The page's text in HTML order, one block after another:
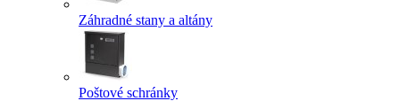
Záhradné stany a altány
Poštové schránky